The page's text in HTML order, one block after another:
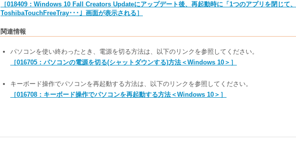
［018409：Windows 10 Fall Creators Updateにアップデート後、再起動時に「1つのアプリを閉じて
ToshibaTouchFreeTray･･･」画面が表示される］
関連情報
パソコンを使い終わったとき、電源を切る方法は、以下のリンクを参照してください。
［016705：パソコンの電源を切る(シャットダウンする)方法＜Windows 10＞］
キーボード操作でパソコンを再起動する方法は、以下のリンクを参照してください。
［016708：キーボード操作でパソコンを再起動する方法＜Windows 10＞］